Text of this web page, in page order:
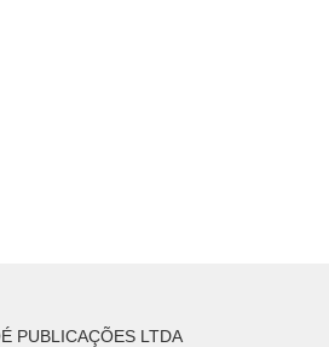
PUBLICAÇÕES LTDA